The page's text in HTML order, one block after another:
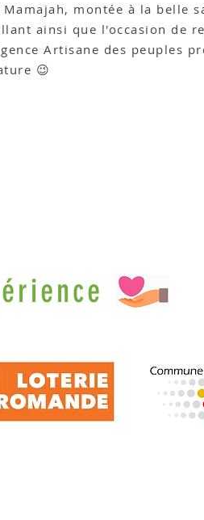
montée à la belle
ainsi que l'occasion de
Artisane des peuples
😉